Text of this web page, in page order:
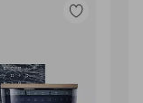
Lägg